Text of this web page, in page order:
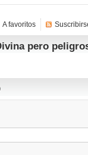
A favoritos
pero